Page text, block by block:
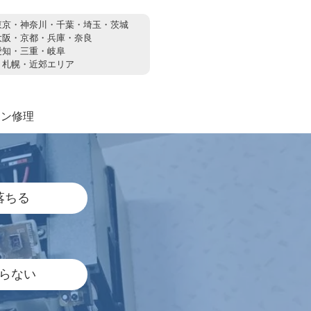
京・神奈川・千葉・埼玉・茨城
阪・京都・兵庫・奈良
知・三重・岐阜
札幌・近郊エリア
修理
ちる
ない